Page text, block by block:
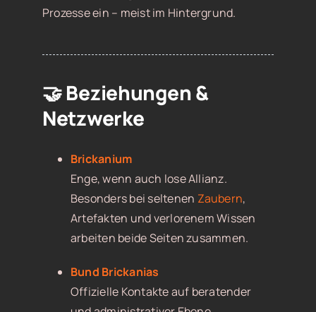
Prozesse ein – meist im Hintergrund.
🤝 Beziehungen &
Netzwerke
Brickanium
Enge, wenn auch lose Allianz.
Besonders bei seltenen Zaubern,
Artefakten und verlorenem Wissen
arbeiten beide Seiten zusammen.
Bund Brickanias
Offizielle Kontakte auf beratender